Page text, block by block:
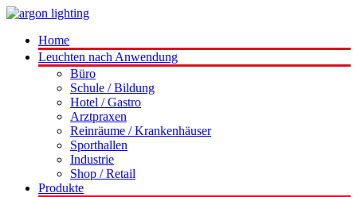
Home
Leuchten nach Anwendung
Büro
Schule / Bildung
Hotel / Gastro
Arztpraxen
Reinräume / Krankenhäuser
Sporthallen
Industrie
Shop / Retail
Produkte